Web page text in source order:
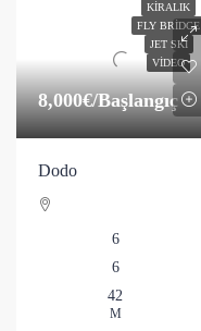
KIRALIK
FLY BRIDGE
JET SKI
VIDEO
8,000€/Başlangıç
Dodo
6
6
42
M